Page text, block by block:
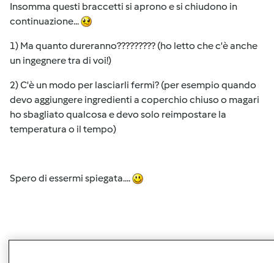
Insomma questi braccetti si aprono e si chiudono in
continuazione...
1) Ma quanto dureranno????????? (ho letto che c'è anche
un ingegnere tra di voi!)
2) C'è un modo per lasciarli fermi? (per esempio quando
devo aggiungere ingredienti a coperchio chiuso o magari
ho sbagliato qualcosa e devo solo reimpostare la
temperatura o il tempo)
Spero di essermi spiegata....